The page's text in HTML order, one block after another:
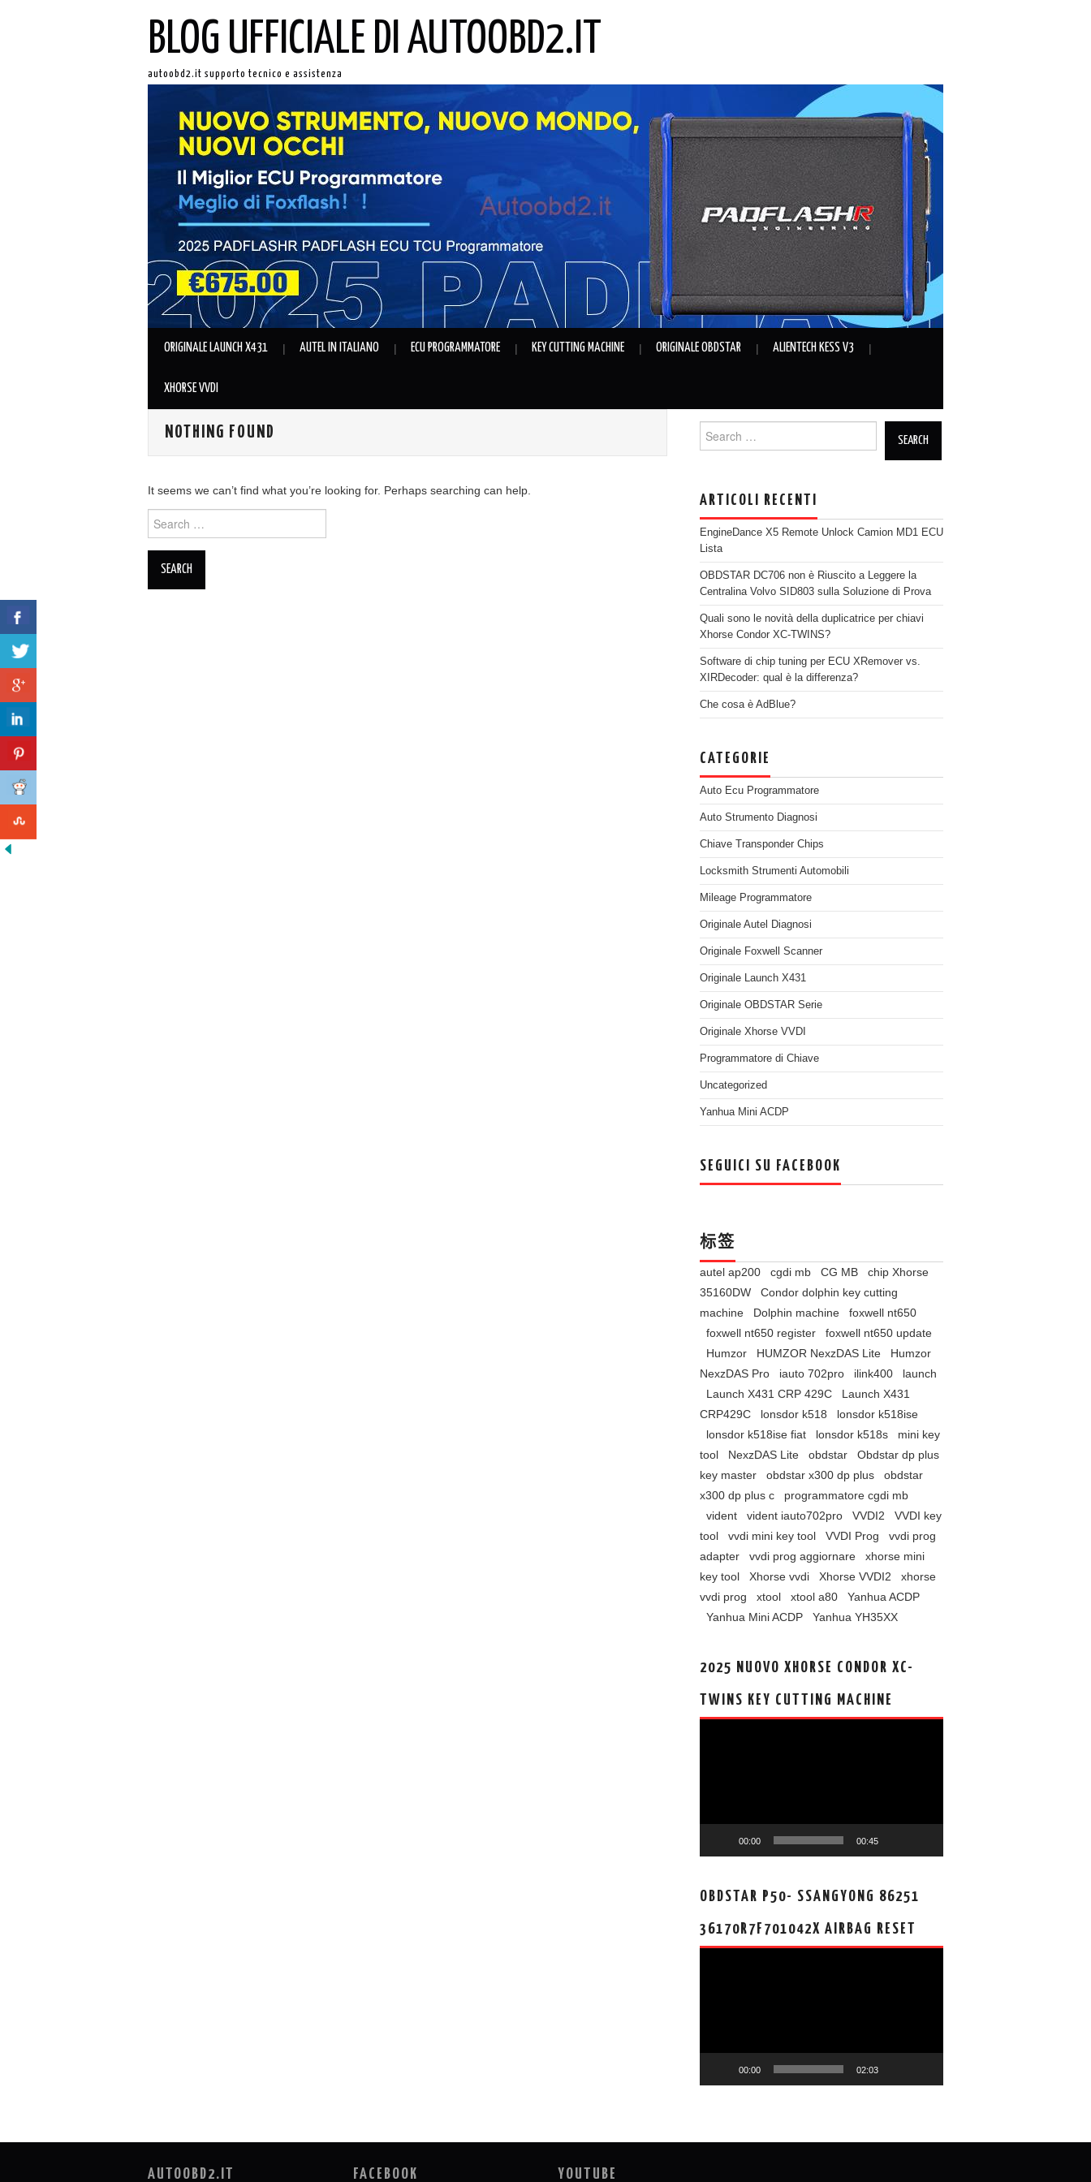
BLOG UFFICIALE DI AUTOOBD2.IT
autoobd2.it supporto tecnico e assistenza
ORIGINALE LAUNCH X431 AUTEL IN ITALIANO ECU PROGRAMMATORE KEY CUTTING MACHINE ORIGINALE OBDSTAR ALIENTECH KESS V3
XHORSE VVDI
NOTHING FOUND
It seems we can’t find what you’re looking for. Perhaps searching can help.
Search for:
Search for:
ARTICOLI RECENTI
EngineDance X5 Remote Unlock Camion MD1 ECU
Lista
OBDSTAR DC706 non è Riuscito a Leggere la
Centralina Volvo SID803 sulla Soluzione di Prova
Quali sono le novità della duplicatrice per chiavi
Xhorse Condor XC-TWINS?
Software di chip tuning per ECU XRemover vs.
XIRDecoder: qual è la differenza?
Che cosa è AdBlue?
CATEGORIE
Auto Ecu Programmatore
Auto Strumento Diagnosi
Chiave Transponder Chips
Locksmith Strumenti Automobili
Mileage Programmatore
Originale Autel Diagnosi
Originale Foxwell Scanner
Originale Launch X431
Originale OBDSTAR Serie
Originale Xhorse VVDI
Programmatore di Chiave
Uncategorized
Yanhua Mini ACDP
SEGUICI SU FACEBOOK
标签
autel ap200 cgdi mb CG MB
chip Xhorse
35160DW
Condor dolphin key cutting
machine
Dolphin machine
foxwell nt650
foxwell nt650 register
foxwell nt650 update
Humzor
HUMZOR NexzDAS Lite
Humzor
NexzDAS Pro
iauto 702pro ilink400
launch
Launch X431 CRP 429C
Launch X431
CRP429C
lonsdor k518
lonsdor k518ise
lonsdor k518ise fiat
lonsdor k518s
mini key
tool
NexzDAS Lite obdstar
Obdstar dp plus
key master
obdstar x300 dp plus
obdstar
x300 dp plus c
programmatore cgdi mb
vident
vident iauto702pro VVDI2
VVDI key
tool
vvdi mini key tool VVDI Prog
vvdi prog
adapter
vvdi prog aggiornare
xhorse mini
key tool
Xhorse vvdi Xhorse VVDI2
xhorse
vvdi prog
xtool xtool a80
Yanhua ACDP
Yanhua Mini ACDP
Yanhua YH35XX
2025 NUOVO XHORSE CONDOR XC-
TWINS KEY CUTTING MACHINE
00:00 00:45
OBDSTAR P50- SSANGYONG 86251
36170R7F701042X AIRBAG RESET
00:00 02:03
AUTOOBD2.IT FACEBOOK YOUTUBE